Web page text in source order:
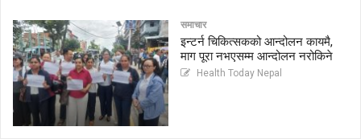
समाचार
इन्टर्न चिकित्सकको आन्दोलन कायमै,
माग पूरा नभएसम्म आन्दोलन नरोकिने
Health Today Nepal